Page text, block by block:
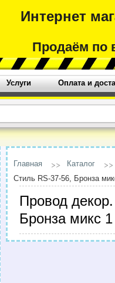
Интернет
Продаём по
Услуги Оплата и
Главная Каталог
Стиль RS-37-56, Бронза
Провод
Бронза микс